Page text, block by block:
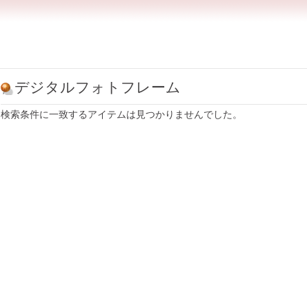
デジタルフォトフレーム
検索条件に一致するアイテムは見つかりませんでした。